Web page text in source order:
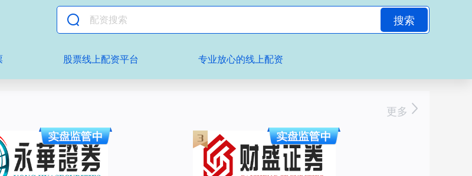
搜索
股票线上配资平台 专业放心的线上配资
更多